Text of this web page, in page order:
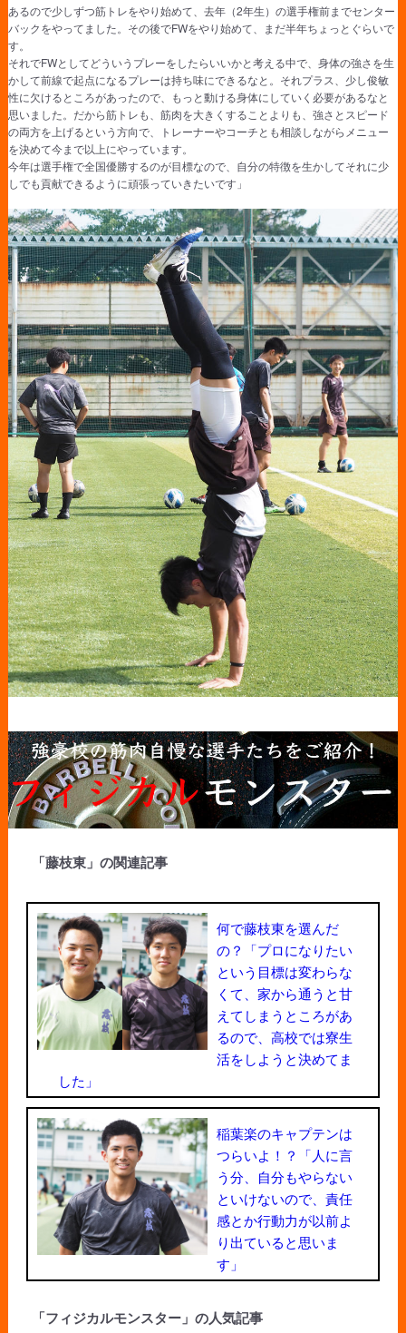
あるので少しずつ筋トレをやり始めて、去年（2年生）の選手権前までセンター
バックをやってました。その後でFWをやり始めて、まだ半年ちょっとぐらいで
す。
それでFWとしてどういうプレーをしたらいいかと考える中で、身体の強さを生
かして前線で起点になるプレーは持ち味にできるなと。それプラス、少し俊敏
性に欠けるところがあったので、もっと動ける身体にしていく必要があるなと
思いました。だから筋トレも、筋肉を大きくすることよりも、強さとスピード
の両方を上げるという方向で、トレーナーやコーチとも相談しながらメニュー
を決めて今まで以上にやっています。
今年は選手権で全国優勝するのが目標なので、自分の特徴を生かしてそれに少
しでも貢献できるように頑張っていきたいです」
「藤枝東」の関連記事
何で藤枝東を選んだ
の？「プロになりたい
という目標は変わらな
くて、家から通うと甘
えてしまうところがあ
るので、高校では寮生
活をしようと決めてま
した」
稲葉楽のキャプテンは
つらいよ！？「人に言
う分、自分もやらない
といけないので、責任
感とか行動力が以前よ
り出ていると思いま
す」
「フィジカルモンスター」の人気記事